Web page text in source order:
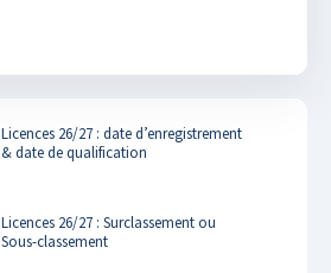
Licences 26/27 : date d’enregistrement
& date de qualification
Licences 26/27 : Surclassement ou
Sous-classement